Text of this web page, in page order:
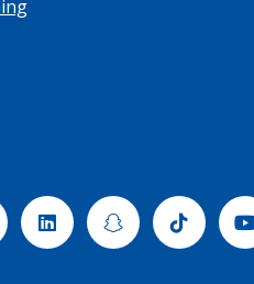
LinkedinSnapchatTiktok